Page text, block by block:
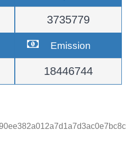
3735779
Emission
18446744